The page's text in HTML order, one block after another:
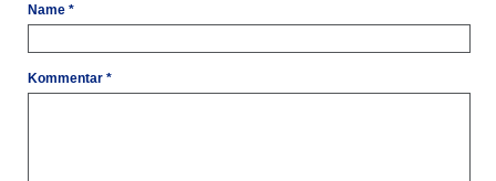
Name *
Kommentar *